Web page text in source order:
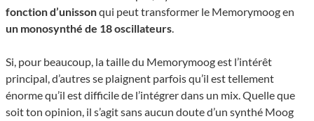
fonction d’unissonqui peut transformer le Memorymoog en
un monosynthé de 18 oscillateurs.
Si, pour beaucoup, la taille du Memorymoog est l’intérêt
principal, d’autres se plaignent parfois qu’il est tellement
énorme qu’il est difficile de l’intégrer dans un mix. Quelle que
soit ton opinion, il s’agit sans aucun doute d’un synthé Moog